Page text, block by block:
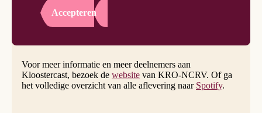
Accepteren
Voor meer informatie en meer deelnemers aan
Kloostercast, bezoek de websitevan KRO-NCRV. Of ga
het volledige overzicht van alle aflevering naar Spotify.